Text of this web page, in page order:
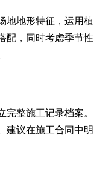
地地形特征，运用植
配，同时考虑季节性
整施工记录档案。
建议在施工合同中明